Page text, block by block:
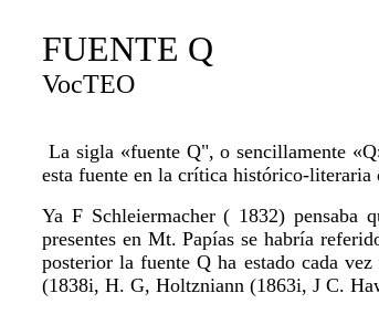
FUENTE Q
VocTEO
La sigla «fuente Q", o sencillamente
esta fuente en la crítica histórico-literaria
Ya F Schleiermacher ( 1832) pensaba
presentes en Mt. Papías se habría
posterior la fuente Q ha estado cada
(1838i, H. G, Holtzniann (1863i, J C.